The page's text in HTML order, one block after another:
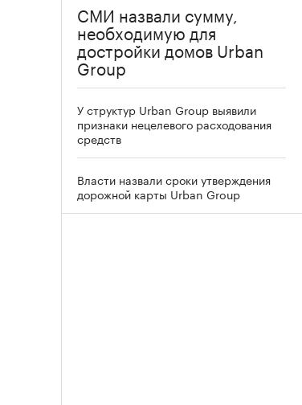
СМИ назвали сумму,
необходимую для
достройки домов Urban
Group
У структур Urban Group выявили
признаки нецелевого расходования
средств
Власти назвали сроки утверждения
дорожной карты Urban Group